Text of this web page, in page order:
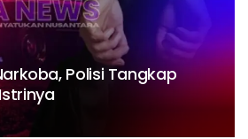
Polisi Tangkap